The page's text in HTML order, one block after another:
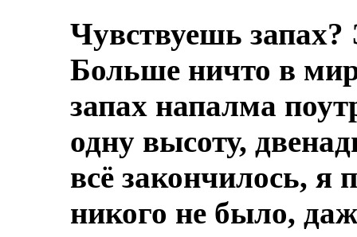
Чувствуешь
Больше ничто в
запах напалма
одну высоту,
всё закончилось, я
никого не было,